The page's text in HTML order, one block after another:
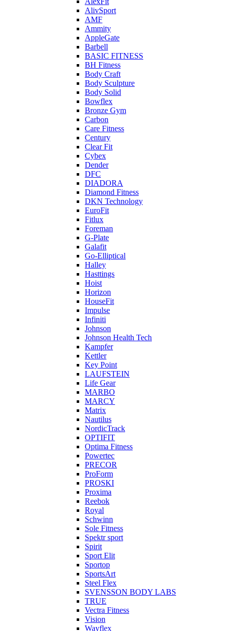
AlivSport
AMF
Ammity
AppleGate
Barbell
BASIC FITNESS
BH Fitness
Body Craft
Body Sculpture
Body Solid
Bowflex
Bronze Gym
Carbon
Care Fitness
Century
Clear Fit
Cybex
Dender
DFC
DIADORA
Diamond Fitness
DKN Technology
EuroFit
Fitlux
Foreman
G-Plate
Galafit
Go-Elliptical
Halley
Hasttings
Hoist
Horizon
HouseFit
Impulse
Infiniti
Johnson
Johnson Health Tech
Kampfer
Kettler
Key Point
LAUFSTEIN
Life Gear
MARBO
MARCY
Matrix
Nautilus
NordicTrack
OPTIFIT
Optima Fitness
Powertec
PRECOR
ProForm
PROSKI
Proxima
Reebok
Royal
Schwinn
Sole Fitness
Spektr sport
Spirit
Sport Elit
Sportop
SportsArt
Steel Flex
SVENSSON BODY LABS
TRUE
Vectra Fitness
Vision
Wayflex